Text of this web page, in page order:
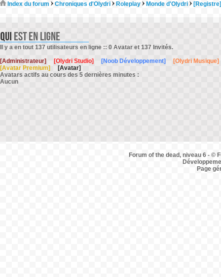
Index du forum Chroniques d'Olydri Roleplay Monde d'Olydri
Il y a en tout 137 utilisateurs en ligne :: 0 Avatar et 137 Invités.
[Administrateur]
[Olydri Studio] [Noob Développement]
[Olydri Musique]
[Avatar Premium]
[Avatar]
Avatars actifs au cours des 5 dernières minutes :
Aucun
Forum of the dead, niveau 6 - ©
Page